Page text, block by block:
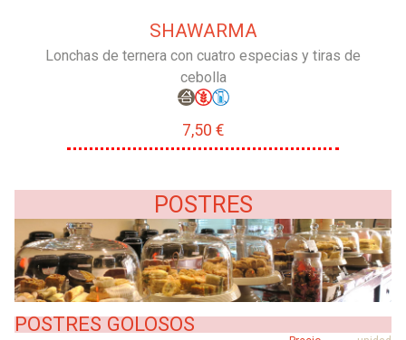
SHAWARMA
Lonchas de ternera con cuatro especias y tiras de
cebolla
7,50 €
POSTRES
POSTRES GOLOSOS